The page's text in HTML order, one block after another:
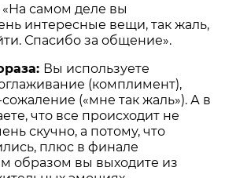
«На самом деле вы
интересные вещи, так жаль,
Спасибо за общение».
Вы используете
(комплимент),
сожаление («мне так жаль»). А в
что все происходит не
скучно, а потому, что
плюс в финале
образом вы выходите из